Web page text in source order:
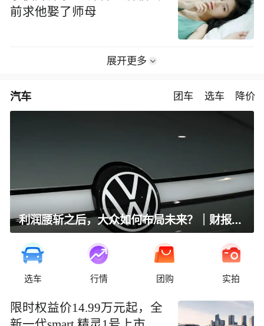
前求他娶了师母
展开更多
汽车 团车 选车 降价
利润腰斩之后，大众如何布局未来？｜财报全视角
选车 行情 团购 实拍
限时权益价14.99万元起，全